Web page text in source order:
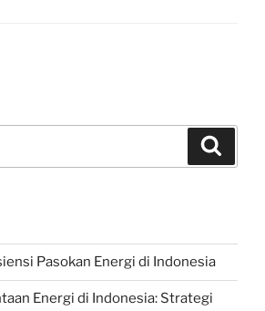
Pasokan Energi di Indonesia
Energi di Indonesia: Strategi